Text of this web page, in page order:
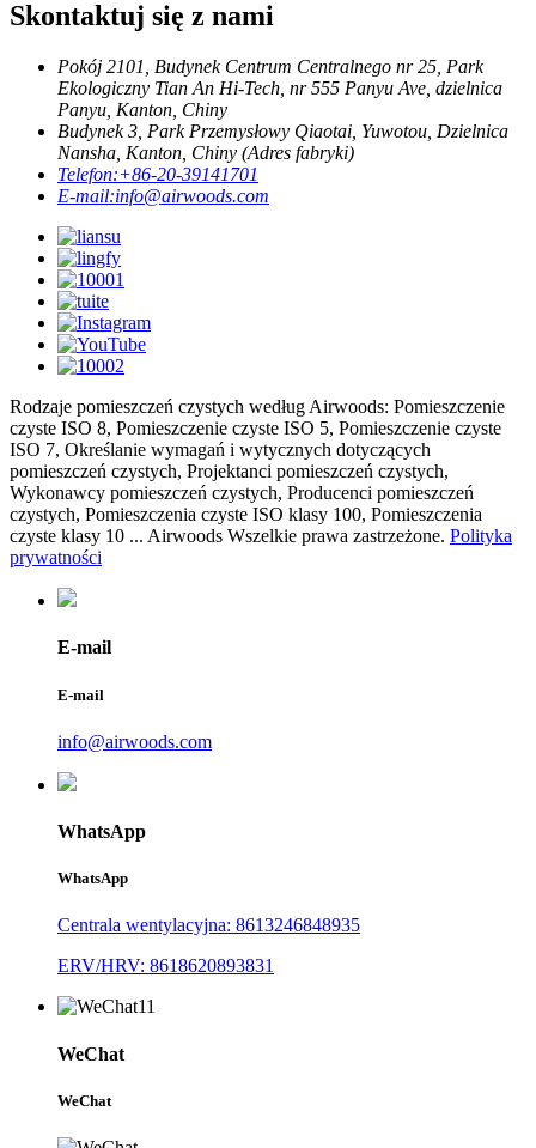
Skontaktuj się z nami
Pokój 2101, Budynek Centrum Centralnego nr 25, Park
Ekologiczny Tian An Hi-Tech, nr 555 Panyu Ave, dzielnica
Panyu, Kanton, Chiny
Budynek 3, Park Przemysłowy Qiaotai, Yuwotou, Dzielnica
Nansha, Kanton, Chiny (Adres fabryki)
Telefon:+86-20-39141701
E-mail:info@airwoods.com
Rodzaje pomieszczeń czystych według Airwoods: Pomieszczenie
czyste ISO 8, Pomieszczenie czyste ISO 5, Pomieszczenie czyste
ISO 7, Określanie wymagań i wytycznych dotyczących
pomieszczeń czystych, Projektanci pomieszczeń czystych,
Wykonawcy pomieszczeń czystych, Producenci pomieszczeń
czystych, Pomieszczenia czyste ISO klasy 100, Pomieszczenia
czyste klasy 10 ... Airwoods Wszelkie prawa zastrzeżone. Polityka
prywatności
E-mail
E-mail
info@airwoods.com
WhatsApp
WhatsApp
Centrala wentylacyjna: 8613246848935
ERV/HRV: 8618620893831
WeChat
WeChat